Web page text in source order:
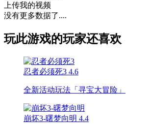
上传我的视频
没有更多数据了....
玩此游戏的玩家还喜欢
忍者必须死3 4.6
全新活动玩法「寻宝大冒险」
崩坏3-曙梦向明 4.4